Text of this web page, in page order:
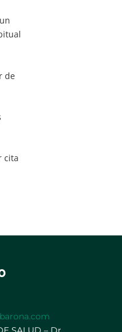
de
cita